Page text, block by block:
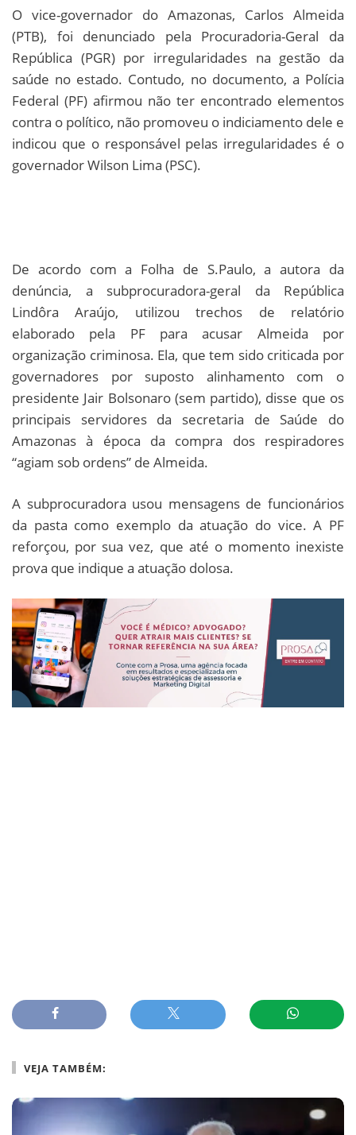
O vice-governador do Amazonas, Carlos Almeida
(PTB), foi denunciado pela Procuradoria-Geral da
República (PGR) por irregularidades na gestão da
saúde no estado. Contudo, no documento, a Polícia
Federal (PF) afirmou não ter encontrado elementos
contra o político, não promoveu o indiciamento dele e
indicou que o responsável pelas irregularidades é o
governador Wilson Lima (PSC).
De acordo com a Folha de S.Paulo, a autora da
denúncia, a subprocuradora-geral da República
Lindôra Araújo, utilizou trechos de relatório
elaborado pela PF para acusar Almeida por
organização criminosa. Ela, que tem sido criticada por
governadores por suposto alinhamento com o
presidente Jair Bolsonaro (sem partido), disse que os
principais servidores da secretaria de Saúde do
Amazonas à época da compra dos respiradores
“agiam sob ordens” de Almeida.
A subprocuradora usou mensagens de funcionários
da pasta como exemplo da atuação do vice. A PF
reforçou, por sua vez, que até o momento inexiste
prova que indique a atuação dolosa.
VEJA TAMBÉM: